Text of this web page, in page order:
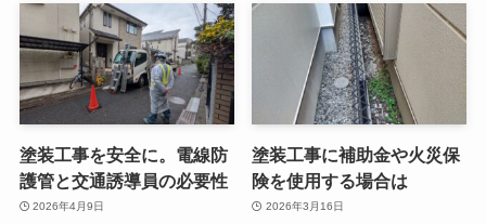
塗装工事を安全に。電線防
護管と交通誘導員の必要性
2026年4月9日
塗装工事に補助金や火災保
険を使用する場合は
2026年3月16日